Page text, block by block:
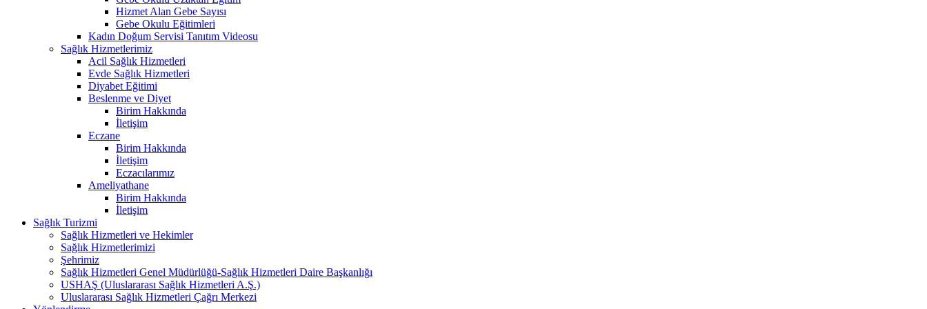
Hizmet Alan Gebe Sayısı
Gebe Okulu Eğitimleri
Kadın Doğum Servisi Tanıtım Videosu
Sağlık Hizmetlerimiz
Acil Sağlık Hizmetleri
Evde Sağlık Hizmetleri
Diyabet Eğitimi
Beslenme ve Diyet
Birim Hakkında
İletişim
Eczane
Birim Hakkında
İletişim
Eczacılarımız
Ameliyathane
Birim Hakkında
İletişim
Sağlık Turizmi
Sağlık Hizmetleri ve Hekimler
Sağlık Hizmetlerimizi
Şehrimiz
Sağlık Hizmetleri Genel Müdürlüğü-Sağlık Hizmetleri Daire Başkanlığı
USHAŞ (Uluslararası Sağlık Hizmetleri A.Ş.)
Uluslararası Sağlık Hizmetleri Çağrı Merkezi